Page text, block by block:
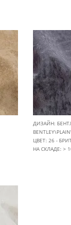
ДИЗАЙН:
ЦВЕТ: 26 -
НА СКЛАДЕ: >